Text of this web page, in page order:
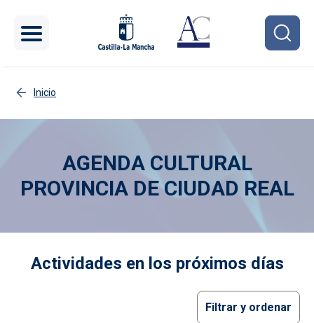
Inicio
AGENDA CULTURAL
PROVINCIA DE CIUDAD REAL
Actividades en los próximos días
Filtrar y ordenar